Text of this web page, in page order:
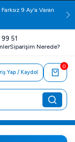
9 Ay'a Varan
51
Siparişim Nerede?
Yap / Kaydol
0